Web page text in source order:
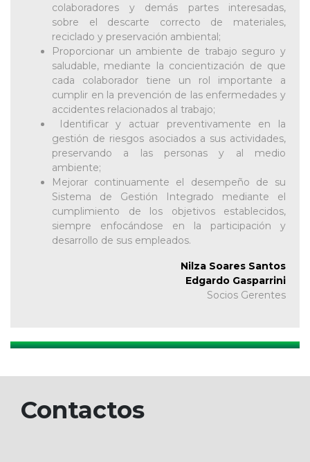
colaboradores y demás partes interesadas,
sobre el descarte correcto de materiales,
reciclado y preservación ambiental;
Proporcionar un ambiente de trabajo seguro y
saludable, mediante la concientización de que
cada colaborador tiene un rol importante a
cumplir en la prevención de las enfermedades y
accidentes relacionados al trabajo;
​ Identificar y actuar preventivamente en la
gestión de riesgos asociados a sus actividades,
preservando a las personas y al medio
ambiente;
Mejorar continuamente el desempeño de su
Sistema de Gestión Integrado mediante el
cumplimiento de los objetivos establecidos,
siempre enfocándose en la participación y
desarrollo de sus empleados.
Nilza Soares Santos
Edgardo Gasparrini
Socios Gerentes
Contactos